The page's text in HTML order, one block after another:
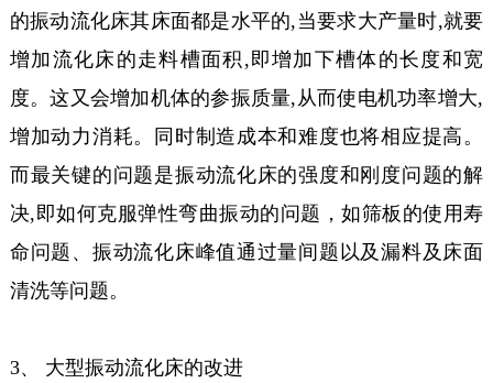
的振动流化床其床面都是水平的,当要求大产量时,就要
增加流化床的走料槽面积,即增加下槽体的长度和宽
度。这又会增加机体的参振质量,从而使电机功率增大,
增加动力消耗。同时制造成本和难度也将相应提高。
而最关键的问题是振动流化床的强度和刚度问题的解
决,即如何克服弹性弯曲振动的问题，如筛板的使用寿
命问题、振动流化床峰值通过量间题以及漏料及床面
清洗等问题。
3、 大型振动流化床的改进